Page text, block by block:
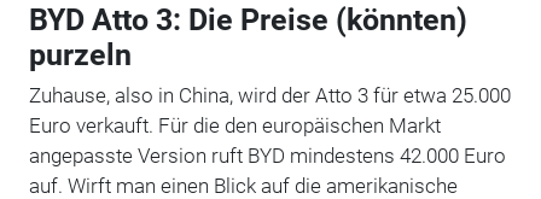
BYD Atto 3: Die Preise (könnten)
purzeln
Zuhause, also in China, wird der Atto 3 für etwa 25.000
Euro verkauft. Für die den europäischen Markt
angepasste Version ruft BYD mindestens 42.000 Euro
auf. Wirft man einen Blick auf die amerikanische